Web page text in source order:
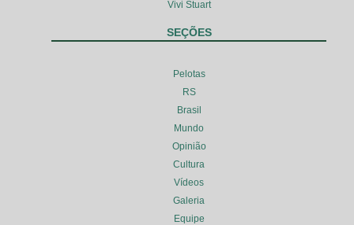
Vivi Stuart
SEÇÕES
Pelotas
RS
Brasil
Mundo
Opinião
Cultura
Vídeos
Galeria
Equipe